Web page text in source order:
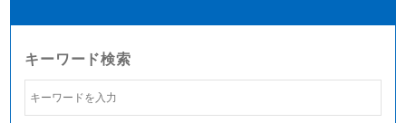
キーワード検索